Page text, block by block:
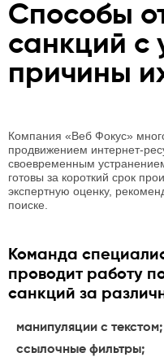
Способы
санкций с
причины
Компания «Веб Фокус»
продвижением интернет-
своевременным
готовы за короткий срок
экспертную оценку,
поиске.
Команда
проводит работу
санкций за
манипуляции с текстом;
ссылочные фильтры;